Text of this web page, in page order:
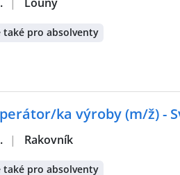
také pro absolventy
ka výroby (m/ž) -
| Rakovník
také pro absolventy